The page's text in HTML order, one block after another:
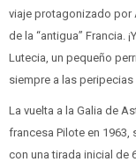
viaje protagonizado por
de la “antigua” Francia.
Lutecia, un pequeño
siempre a las peripecias
La vuelta a la Galia de
francesa Pilote en
con una tirada inicial de